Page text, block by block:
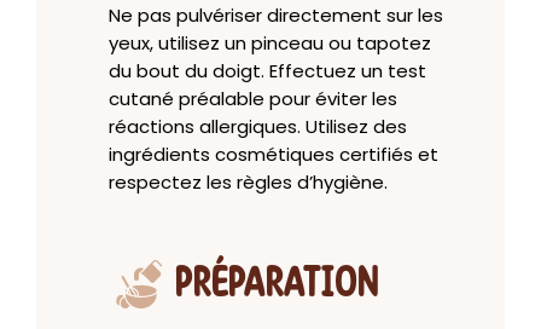
Ne pas pulvériser directement sur les
yeux, utilisez un pinceau ou tapotez
du bout du doigt. Effectuez un test
cutané préalable pour éviter les
réactions allergiques. Utilisez des
ingrédients cosmétiques certifiés et
respectez les règles d’hygiène.
PRÉPARATION